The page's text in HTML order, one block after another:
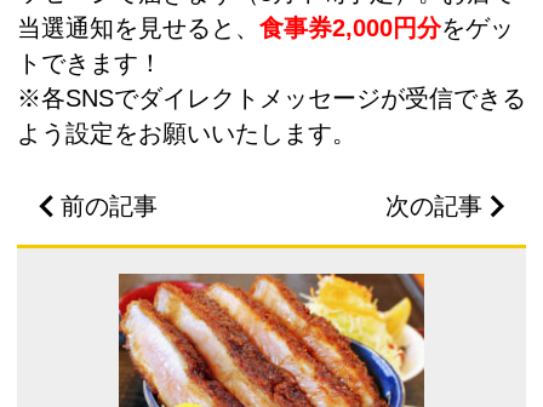
当選通知を見せると、 食事券2,000円分をゲッ
トできます！
※各SNSでダイレクトメッセージが受信できる
よう設定をお願いいたします。
前の記事 次の記事